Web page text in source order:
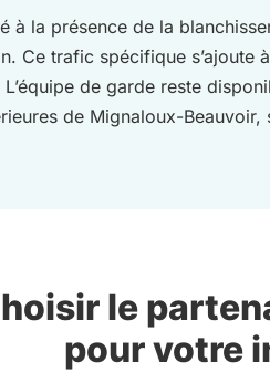
à la présence de la
Ce trafic spécifique
de garde reste
de Mignaloux-
le
pour votre